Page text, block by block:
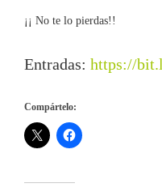
¡¡ No te lo pierdas!!
Entradas: https://
Compártelo: